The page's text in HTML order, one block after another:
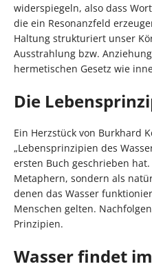
widerspiegeln, also dass
die ein Resonanzfeld
Haltung strukturiert unser
Ausstrahlung bzw.
hermetischen Gesetz wie
Die
Ein Herzstück von Burkhard
„Lebensprinzipien des
ersten Buch geschrieben
Metaphern, sondern als
denen das Wasser
Menschen gelten.
Prinzipien.
Wasser findet